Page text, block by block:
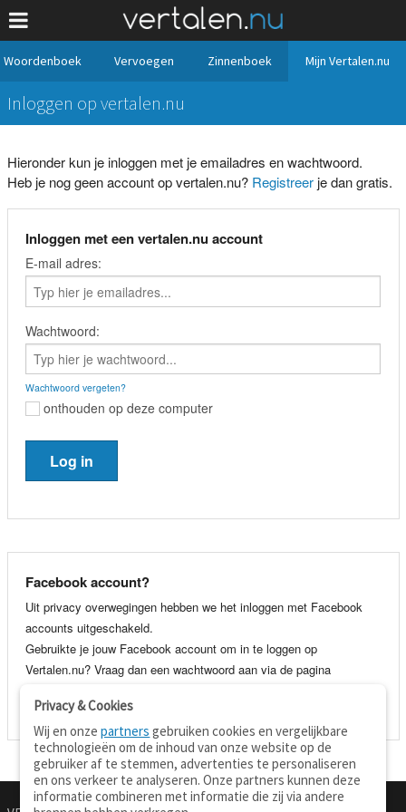
Woordenboek Vervoegen Zinnenboek Mijn Vertalen.nu
Inloggen op vertalen.nu
Hieronder kun je inloggen met je emailadres en wachtwoord.
Heb je nog geen account op vertalen.nu? Registreerje dan gratis.
Inloggen met een vertalen.nu account
E-mail adres:
Wachtwoord:
Wachtwoord vergeten?
onthouden op deze computer
Facebook account?
Uit privacy overwegingen hebben we het inloggen met Facebook
accounts uitgeschakeld.
Gebruikte je jouw Facebook account om in te loggen op
Vertalen.nu? Vraag dan een wachtwoord aan via de pagina
je e-mail adres en wachtwoord.
Privacy & Cookies
Wij en onzepartners gebruiken cookies en vergelijkbare
technologieën om de inhoud van onze website op de
gebruiker af te stemmen, advertenties te personaliseren
en ons verkeer te analyseren. Onze partners kunnen deze
informatie combineren met informatie die zij via andere